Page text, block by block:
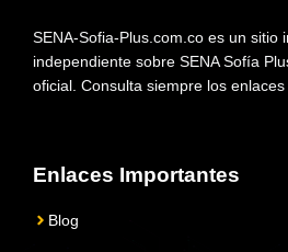
SENA-Sofia-Plus.com.co es un sitio
independiente sobre SENA Sofía
oficial. Consulta siempre los
Enlaces Importantes
Blog